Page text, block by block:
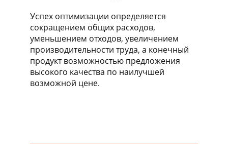
Успех оптимизации определяется
сокращением общих расходов,
уменьшением отходов, увеличением
производительности труда, а конечный
продукт возможностью предложения
высокого качества по наилучшей
возможной цене.